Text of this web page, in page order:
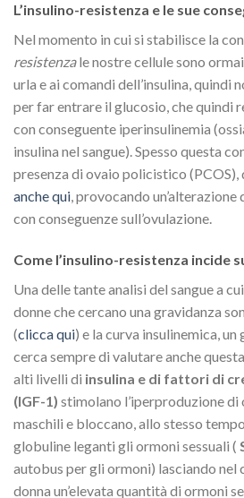
L’insulino-resistenza e le sue
Nel momento in cui si stabilisce la
resistenzale nostre cellule sono
urla e ai comandi dell’insulina, quindi
per far entrare il glucosio, che quindi
con conseguente iperinsulinemia
insulina nel sangue). Spesso questa
presenza di ovaio policistico (PCOS),
anche qui, provocando
con conseguenze sull’ovulazione.
Come l’insulino-resistenza incide
Una delle tante analisi del sangue a
donne che cercano una gravidanza
(clicca qui) e la curva insulinemica,
cerca sempre di valutare anche
alti livelli di insulina e di fattori di
(IGF-1) stimolano l’iperproduzione di
maschili e bloccano, allo stesso
globuline leganti gli ormoni sessuali (
autobus per gli ormoni) lasciando nel
donna un’elevata quantità di ormoni